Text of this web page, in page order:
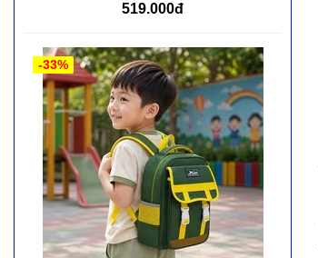
519.000đ
-33%